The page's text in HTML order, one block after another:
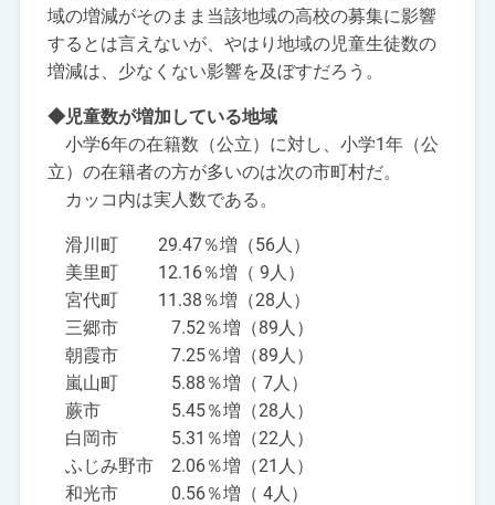
域の増減がそのまま当該地域の高校の募集に影響
するとは言えないが、やはり地域の児童生徒数の
増減は、少なくない影響を及ぼすだろう。
◆児童数が増加している地域
小学6年の在籍数（公立）に対し、小学1年（公
立）の在籍者の方が多いのは次の市町村だ。
カッコ内は実人数である。
滑川町 29.47％増（56人）
美里町 12.16％増（ 9人）
宮代町 11.38％増（28人）
三郷市 7.52％増（89人）
朝霞市 7.25％増（89人）
嵐山町 5.88％増（ 7人）
蕨市 5.45％増（28人）
白岡市 5.31％増（22人）
ふじみ野市 2.06％増（21人）
和光市 0.56％増（ 4人）